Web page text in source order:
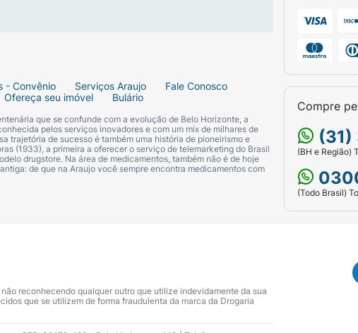
ou ardência no local ou na sua proximidade, fica provada a
- Convênio Serviços Araujo
Fale Conosco
Ofereça seu imóvel Bulário
que se confunde com a evolução de Belo Horizonte, a
pelos serviços inovadores e com um mix de milhares de
trajetória de sucesso é também uma história de pioneirismo e
(1933), a primeira a oferecer o serviço de telemarketing do Brasil
drugstore. Na área de medicamentos, também não é de hoje
de que na Araujo você sempre encontra medicamentos com
Compre
(BH e Região)
(Todo Brasil)
reconhecendo qualquer outro que utilize indevidamente da sua
que se utilizem de forma fraudulenta da marca da Drogaria